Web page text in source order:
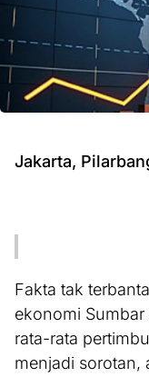
Jakarta,
Fakta tak
ekonomi
rata-rata
menjadi sorotan,